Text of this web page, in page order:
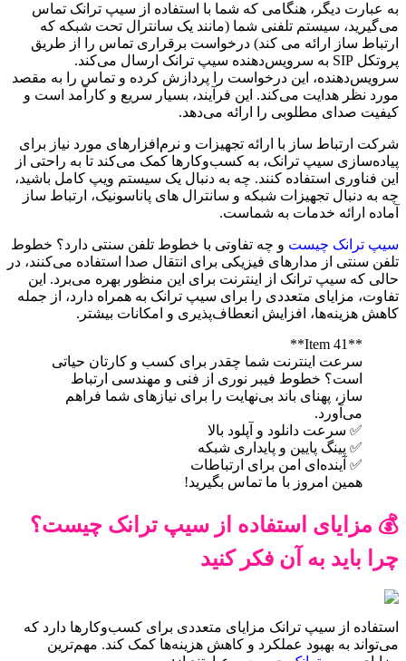
به عبارت دیگر، هنگامی که شما با استفاده از سیپ ترانک تماس
می‌گیرید، سیستم تلفنی شما (مانند یک سانترال تحت شبکه که
ارتباط ساز ارائه می کند) درخواست برقراری تماس را از طریق
پروتکل SIP به سرویس‌دهنده سیپ ترانک ارسال می‌کند.
سرویس‌دهنده، این درخواست را پردازش کرده و تماس را به مقصد
مورد نظر هدایت می‌کند. این فرآیند، بسیار سریع و کارآمد است و
کیفیت صدای مطلوبی را ارائه می‌دهد.
شرکت ارتباط ساز با ارائه تجهیزات و نرم‌افزارهای مورد نیاز برای
پیاده‌سازی سیپ ترانک، به کسب‌وکارها کمک می‌کند تا به راحتی از
این فناوری استفاده کنند. چه به دنبال یک سیستم ویپ کامل باشید،
چه به دنبال تجهیزات شبکه و سانترال های پاناسونیک، ارتباط ساز
آماده ارائه خدمات به شماست.
سیپ ترانک چیست و چه تفاوتی با خطوط تلفن سنتی دارد؟ خطوط
تلفن سنتی از مدارهای فیزیکی برای انتقال صدا استفاده می‌کنند، در
حالی که سیپ ترانک از اینترنت برای این منظور بهره می‌برد. این
تفاوت، مزایای متعددی را برای سیپ ترانک به همراه دارد، از جمله
کاهش هزینه‌ها، افزایش انعطاف‌پذیری و امکانات بیشتر.
**Item 41**
سرعت اینترنت شما چقدر برای کسب و کارتان حیاتی
است؟ خطوط فیبر نوری از فنی و مهندسی ارتباط
ساز، پهنای باند بی‌نهایت را برای نیازهای شما فراهم
می‌آورد.
✅ سرعت دانلود و آپلود بالا
✅ پینگ پایین و پایداری شبکه
✅ آینده‌ای امن برای ارتباطات
همین امروز با ما تماس بگیرید!
💰 مزایای استفاده از سیپ ترانک چیست؟
چرا باید به آن فکر کنید
استفاده از سیپ ترانک مزایای متعددی برای کسب‌وکارها دارد که
می‌تواند به بهبود عملکرد و کاهش هزینه‌ها کمک کند. مهم‌ترین